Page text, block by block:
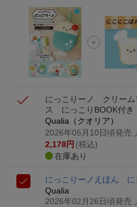
楽天モバイル紹介キャンペー
進呈
条件達成で楽天限定・宝塚歌
が当たる
にっこりーノ クリーム
ス にっこりBOOK付き
Qualia（クオリア）
2026年05月10日頃発売
2,178円 (税込)
在庫あり
にっこりーノえほん に
Qualia
2026年02月26日頃発売